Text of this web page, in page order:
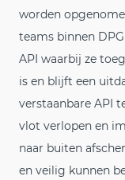
worden
teams binnen
API waarbij ze
is en blijft een
verstaanbare API
vlot verlopen en
naar buiten
en veilig kunnen